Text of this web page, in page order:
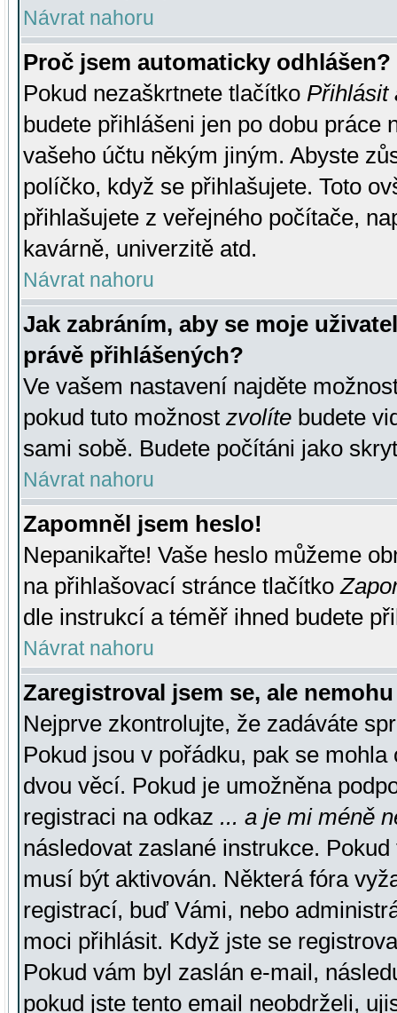
Návrat nahoru
Proč jsem automaticky odhlášen?
Pokud nezaškrtnete tlačítko Přihlásit
budete přihlášeni jen po dobu práce
vašeho účtu někým jiným. Abyste
políčko, když se přihlašujete. Toto
přihlašujete z veřejného počítače,
kavárně, univerzitě atd.
Návrat nahoru
Jak zabráním, aby se moje
právě přihlášených?
Ve vašem nastavení najděte
pokud tuto možnost zvolíte budete
sami sobě. Budete počítáni jako
Návrat nahoru
Zapomněl jsem heslo!
Nepanikařte! Vaše heslo můžeme
na přihlašovací stránce tlačítko
dle instrukcí a téměř ihned budete
Návrat nahoru
Zaregistroval jsem se, ale
Nejprve zkontrolujte, že zadáváte
Pokud jsou v pořádku, pak se
dvou věcí. Pokud je umožněna
registraci na odkaz ... a je mi méně
následovat zaslané instrukce.
musí být aktivován. Některá fóra
registrací, buď Vámi, nebo
moci přihlásit. Když jste se
Pokud vám byl zaslán e-mail,
pokud jste tento email neobdrželi,